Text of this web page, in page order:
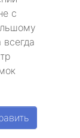
с